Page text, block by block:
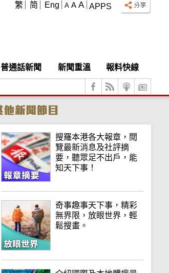
APPS
A A A
繁 简 Eng
普通話新聞 新聞重溫
報料快線
搜羅本港各大報章，閱
覽最新消息及社評摘
要，聽眾足不出戶，能
知天下事！
奇事趣事天下事，精彩
無界限，放眼世界，輕
鬆搜畫。